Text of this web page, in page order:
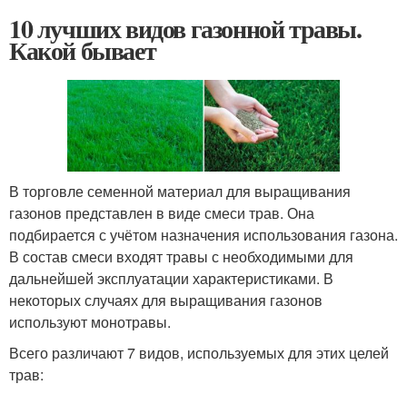
10 лучших видов газонной травы.
Какой бывает
В торговле семенной материал для выращивания
газонов представлен в виде смеси трав. Она
подбирается с учётом назначения использования газона.
В состав смеси входят травы с необходимыми для
дальнейшей эксплуатации характеристиками. В
некоторых случаях для выращивания газонов
используют монотравы.
Всего различают 7 видов, используемых для этих целей
трав: